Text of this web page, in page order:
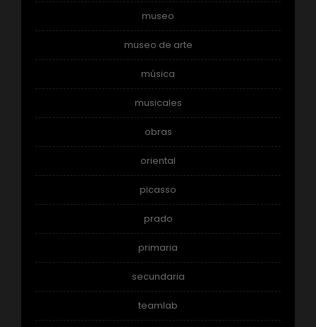
museo
museo de arte
música
musicales
obras
oriental
picasso
prado
primaria
secundaria
teamlab